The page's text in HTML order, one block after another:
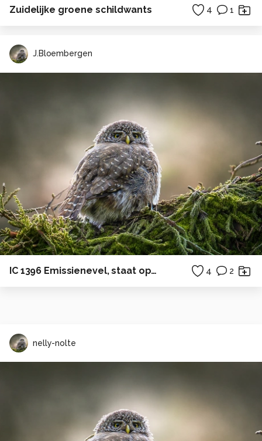
Zuidelijke groene schildwants 4 1
J.Bloembergen
IC 1396 Emissienevel, staat op ongeveer 2.400 lichtjaar van de Aarde 4 2
nelly-nolte